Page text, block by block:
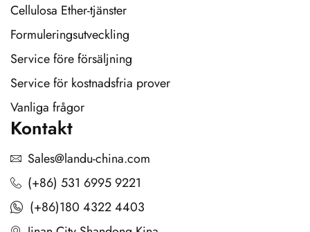
Cellulosa Ether-tjänster
Formuleringsutveckling
Service före försäljning
Service för kostnadsfria prover
Vanliga frågor
Kontakt
Sales@landu-china.com
(+86) 531 6995 9221
(+86)180 4322 4403